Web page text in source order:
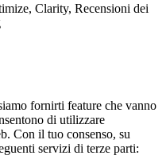
Clarity, Recensioni dei
fornirti feature che vanno
di utilizzare
Con il tuo consenso, su
servizi di terze parti: